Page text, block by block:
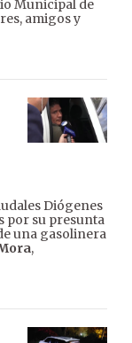
Municipal de
amigos y
Diógenes
por su presunta
una gasolinera
,